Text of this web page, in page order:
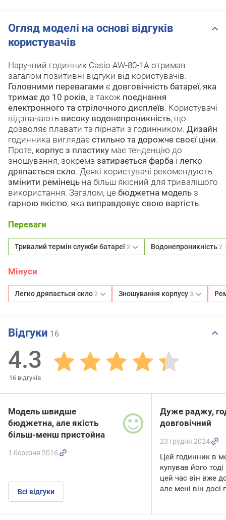
Огляд моделі на основі відгуків
користувачів
Наручний годинник Casio AW-80-1A отримав
загалом позитивні відгуки від користувачів.
Головними перевагами є довговічність батареї, яка
тримає до 10 років, а також поєднання
електронного та стрілочного дисплеїв. Користувачі
відзначають високу водонепроникність, що
дозволяє плавати та пірнати з годинником. Дизайн
годинника виглядає стильно та дорожче своєї ціни.
Проте, корпус з пластику має тенденцію до
зношування, зокрема затирається фарба і легко
дряпається скло. Деякі користувачі рекомендують
змінити ремінець на більш якісний для тривалішого
використання. Загалом, це бюджетна модель з
гарною якістю, яка виправдовує свою вартість.
Переваги
Тривалий термін служби батареї2 Водонепроникність2
Мінуси
Легко дряпається скло 2 Зношування корпусу3
Відгуки 16
4.3
16 відгуків
Модель швидше
бюджетна, але якість
більш-менш пристойна
1 березня 2016
Всі відгуки
Дуже раджу,
довговічний
23 грудня 2024
Цей годинник в
купував його
цей час він вже
але мені він досі